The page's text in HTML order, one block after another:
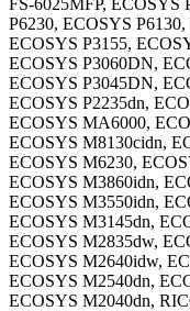
P6230, ECOSYS
ECOSYS P3155,
ECOSYS P3060DN,
ECOSYS P3045DN,
ECOSYS P2235dn,
ECOSYS MA6000,
ECOSYS M8130cidn,
ECOSYS M6230,
ECOSYS M3860idn,
ECOSYS M3550idn,
ECOSYS M3145dn,
ECOSYS M2835dw,
ECOSYS M2640idw,
ECOSYS M2540dn,
ECOSYS M2040dn,